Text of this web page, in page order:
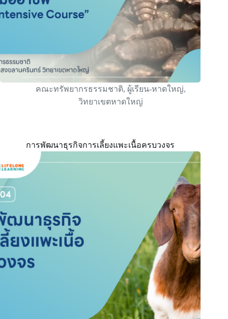
คณะทรัพยากรธรรมชาติ, ผู้เรียน-หาดใหญ่,
วิทยาเขตหาดใหญ่
การพัฒนาธุรกิจการเลี้ยงแพะเนื้อครบวงจร